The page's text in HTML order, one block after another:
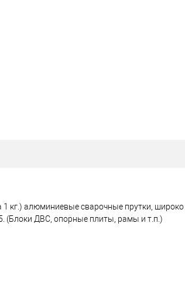
кг.) алюминиевые сварочные прутки,
(Блоки ДВС, опорные плиты, рамы и т.п.)